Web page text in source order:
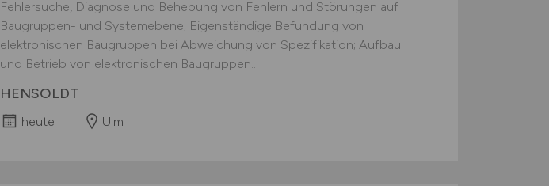
Fehlersuche, Diagnose und Behebung von Fehlern und Störungen auf
Baugruppen- und Systemebene; Eigenständige Befundung von
elektronischen Baugruppen bei Abweichung von Spezifikation; Aufbau
und Betrieb von elektronischen Baugruppen...
HENSOLDT
heute Ulm